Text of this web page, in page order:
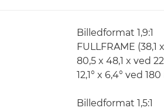
Billedformat 1,9:1
FULLFRAME (38,1
80,5 x 48,1 x ved
12,1° x 6,4° ved
Billedformat 1,5:1